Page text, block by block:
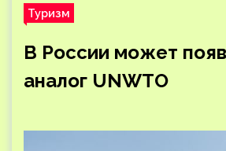
Туризм
В России может
аналог UNWTO